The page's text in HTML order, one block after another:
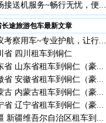
接送机服务~畅行无忧，便...
途旅游包车最新文章
考察用车~专业护航，让行...
省 四川租车到铜仁
省 山东省租车到铜仁（豪...
省 安徽省租车到铜仁（豪...
古 内蒙古租车到铜仁（豪...
省 辽宁省租车到铜仁（豪...
新疆维吾尔自治区租车到...